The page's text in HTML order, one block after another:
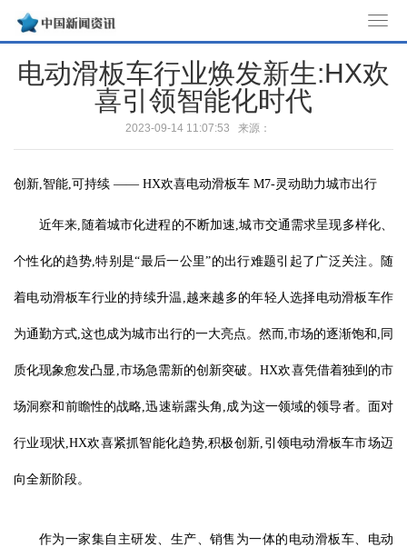
o
t
o
n
电动滑板车行业焕发新生:HX欢
喜引领智能化时代
2023-09-14 11:07:53 来源：
创新,智能,可持续 —— HX欢喜电动滑板车 M7-灵动助力城市出行
近年来,随着城市化进程的不断加速,城市交通需求呈现多样化、
个性化的趋势,特别是“最后一公里”的出行难题引起了广泛关注。随
着电动滑板车行业的持续升温,越来越多的年轻人选择电动滑板车作
为通勤方式,这也成为城市出行的一大亮点。然而,市场的逐渐饱和,同
质化现象愈发凸显,市场急需新的创新突破。HX欢喜凭借着独到的市
场洞察和前瞻性的战略,迅速崭露头角,成为这一领域的领导者。面对
行业现状,HX欢喜紧抓智能化趋势,积极创新,引领电动滑板车市场迈
向全新阶段。
作为一家集自主研发、生产、销售为一体的电动滑板车、电动